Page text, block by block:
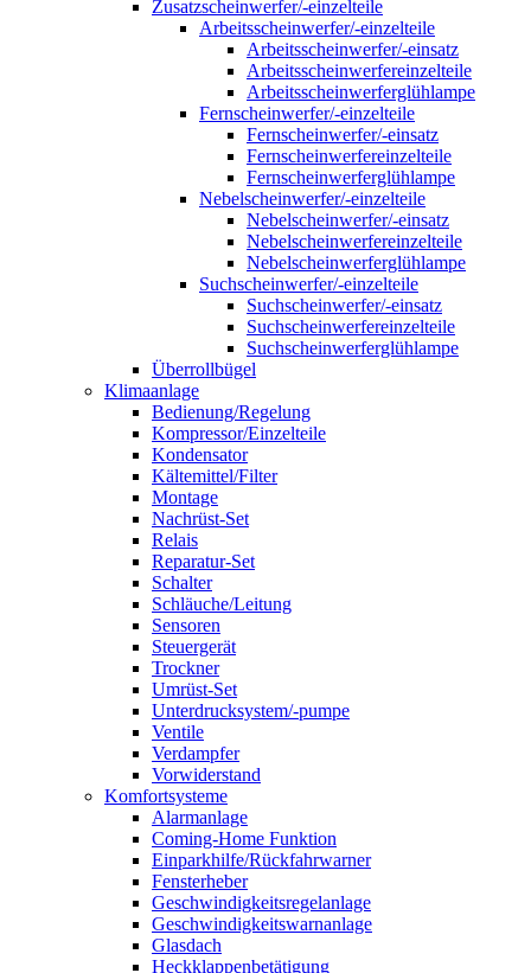
Zusatzscheinwerfer/-einzelteile
Arbeitsscheinwerfer/-einzelteile
Arbeitsscheinwerfer/-einsatz
Arbeitsscheinwerfereinzelteile
Arbeitsscheinwerferglühlampe
Fernscheinwerfer/-einzelteile
Fernscheinwerfer/-einsatz
Fernscheinwerfereinzelteile
Fernscheinwerferglühlampe
Nebelscheinwerfer/-einzelteile
Nebelscheinwerfer/-einsatz
Nebelscheinwerfereinzelteile
Nebelscheinwerferglühlampe
Suchscheinwerfer/-einzelteile
Suchscheinwerfer/-einsatz
Suchscheinwerfereinzelteile
Suchscheinwerferglühlampe
Überrollbügel
Klimaanlage
Bedienung/Regelung
Kompressor/Einzelteile
Kondensator
Kältemittel/Filter
Montage
Nachrüst-Set
Relais
Reparatur-Set
Schalter
Schläuche/Leitung
Sensoren
Steuergerät
Trockner
Umrüst-Set
Unterdrucksystem/-pumpe
Ventile
Verdampfer
Vorwiderstand
Komfortsysteme
Alarmanlage
Coming-Home Funktion
Einparkhilfe/Rückfahrwarner
Fensterheber
Geschwindigkeitsregelanlage
Geschwindigkeitswarnanlage
Glasdach
Heckklappenbetätigung